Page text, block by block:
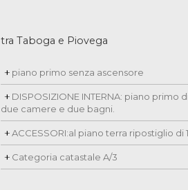
tra Taboga e Piovega
piano primo senza ascensore
DISPOSIZIONE INTERNA: piano primo
due camere e due bagni.
ACCESSORI:al piano terra ripostiglio di
Categoria catastale A/3